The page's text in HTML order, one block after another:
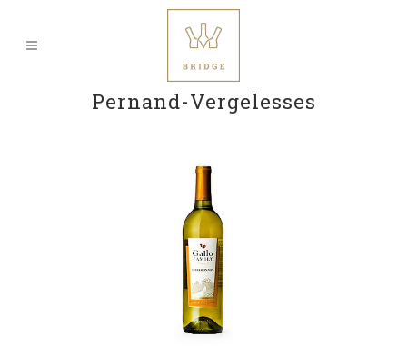
Pernand-Vergelesses